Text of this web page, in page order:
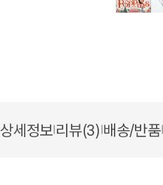
상세정보 리뷰(3) 배송/반품|